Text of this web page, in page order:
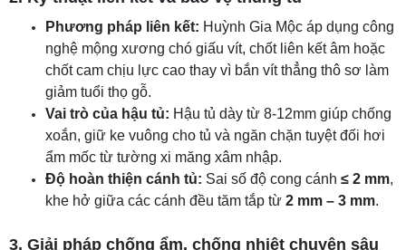
Phương pháp liên kết: Huỳnh Gia Mộc áp dụng công
nghệ mộng xương chó giấu vít, chốt liên kết âm hoặc
chốt cam chịu lực cao thay vì bắn vít thẳng thô sơ làm
giảm tuổi thọ gỗ.
Vai trò của hậu tủ: Hậu tủ dày từ 8-12mm giúp chống
xoắn, giữ ke vuông cho tủ và ngăn chặn tuyệt đối hơi
ẩm mốc từ tường xi măng xâm nhập.
Độ hoàn thiện cánh tủ: Sai số độ cong cánh ≤ 2 mm,
khe hở giữa các cánh đều tăm tắp từ 2 mm – 3 mm.
3. Giải pháp chống ẩm, chống nhiệt chuyên sâu